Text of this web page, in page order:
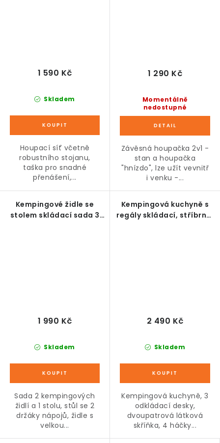
Skladem
1 590 Kč
Houpací síť včetně
robustního stojanu,
taška pro snadné
přenášení,...
Momentálně
nedostupné
1 290 Kč
Závěsná houpačka 2v1 -
stan a houpačka
"hnízdo", lze užít vevnitř
i venku -...
Kempingové židle se
stolem skládací sada 3
Skladem
1 990 Kč
Sada 2 kempingových
židlí a 1 stolu, stůl se 2
držáky nápojů, židle s
velkou...
Kempingová kuchyně s
regály skládací, stříbrná,
Skladem
2 490 Kč
Kempingová kuchyně, 3
odkládací desky,
dvoupatrová látková
skříňka, 4 háčky...